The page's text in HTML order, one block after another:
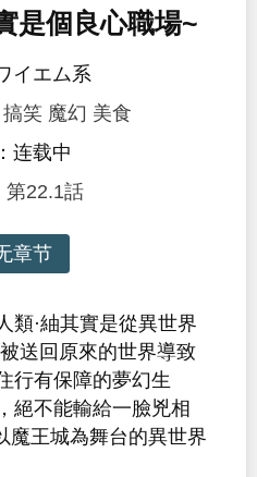
是個良心職場~
イエム系
搞笑 魔幻 美食
连载中
第22.1話
章节
類·紬其實是從異世界
送回原來的世界導致
行有保障的夢幻生
絕不能輸給一臉兇相
王城為舞台的異世界